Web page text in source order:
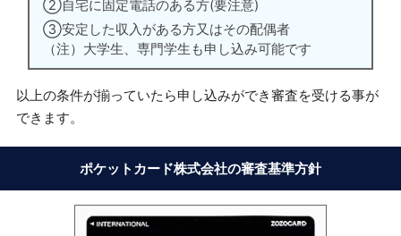
②自宅に固定電話のある方(要注意)
③安定した収入がある方又はその配偶者
（注）大学生、専門学生も申し込み可能です
以上の条件が揃っていたら申し込みができ審査を受ける事が
できます。
ポケットカード株式会社の審査基準方針